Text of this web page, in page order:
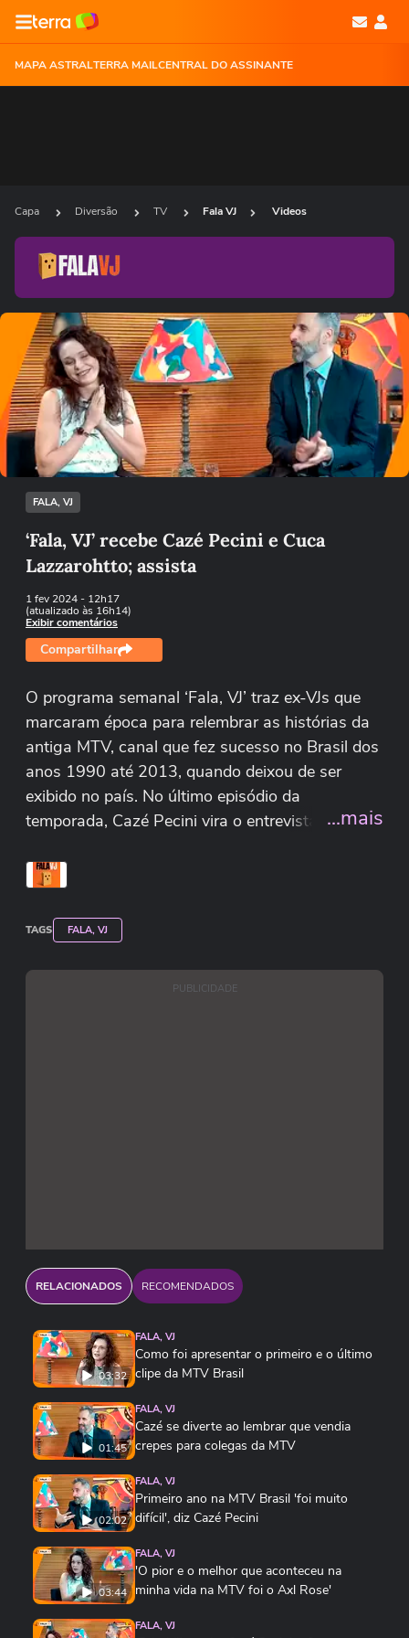
MAPA ASTRALTERRA MAILCENTRAL DO ASSINANTE
Capa Diversão TV Fala VJ Videos
Ops!
Não foi possível reproduzir o vídeo
Tentar novamente
FALA, VJ
‘Fala, VJ’ recebe Cazé Pecini e Cuca
Lazzarohtto; assista
1 fev 2024- 12h17
(atualizado às 16h14)
Exibir comentários
Compartilhar
O programa semanal ‘Fala, VJ’ traz ex-VJs que
marcaram época para relembrar as histórias da
antiga MTV, canal que fez sucesso no Brasil dos
anos 1990 até 2013, quando deixou de ser
exibido no país. No último episódio da
temporada, Cazé Pecini vira o entrevistado, ao
assume o posto de apresentador. A dupla conta
como conseguiu entrar na emissora,
curiosidades dos bastidores, além de resgatar
entrevistas emblemáticas e polêmicas.
...mais
TAGS FALA, VJ
PUBLICIDADE
RELACIONADOS RECOMENDADOS
03:32
FALA, VJ
Como foi apresentar o primeiro e o último
clipe da MTV Brasil
01:45
FALA, VJ
Cazé se diverte ao lembrar que vendia
crepes para colegas da MTV
02:02
FALA, VJ
Primeiro ano na MTV Brasil 'foi muito
difícil', diz Cazé Pecini
03:44
FALA, VJ
'O pior e o melhor que aconteceu na
minha vida na MTV foi o Axl Rose'
FALA, VJ